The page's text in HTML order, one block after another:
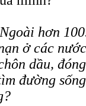
Ngoài hơn
ở các
dầu,
đường